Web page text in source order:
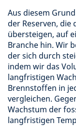
Aus diesem
der Reserven, die
übersteigen, auf
Branche hin. Wir
der sich durch
indem wir das
langfristigen
Brennstoffen in
vergleichen.
Wachstum der
langfristigen